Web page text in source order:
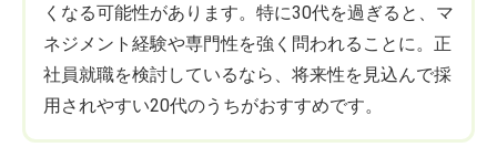
くなる可能性があります。特に30代を過ぎると、マ
ネジメント経験や専門性を強く問われることに。正
社員就職を検討しているなら、将来性を見込んで採
用されやすい20代のうちがおすすめです。